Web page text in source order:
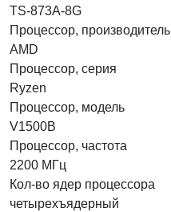
TS-873A-8G
Процессор, производитель
AMD
Процессор, серия
Ryzen
Процессор, модель
V1500B
Процессор, частота
2200 МГц
Кол-во ядер процессора
четырехъядерный